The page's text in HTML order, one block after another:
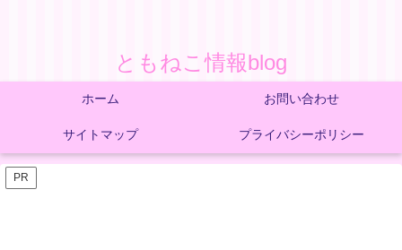
ともねこ情報blog
ホーム お問い合わせ
サイトマップ プライバシーポリシー
PR